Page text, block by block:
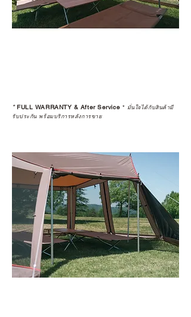
*FULL WARRANTY & After Service * มั่นใจได้กับสินค้ามี
รับประกัน พร้อมบริการหลังการขาย